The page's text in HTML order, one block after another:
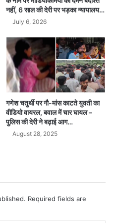
नहीं, 6 साल की देरी पर भड़का न्यायालय…
July 6, 2026
गणेश चतुर्थी पर गौ-मांस काटते युवती का
वीडियो वायरल, बवाल में चार घायल –
पुलिस की देरी ने बढ़ाई आग…
August 28, 2025
Required fields are